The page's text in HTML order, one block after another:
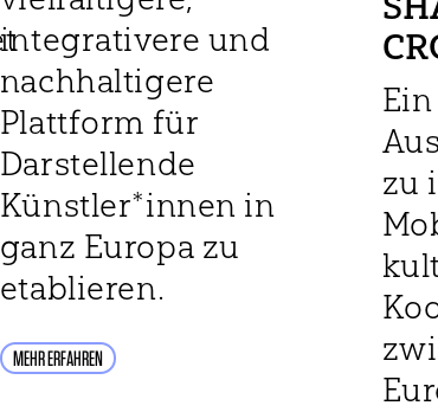
integrativere und
nachhaltigere
Plattform für
Darstellende
Künstler*innen in
ganz Europa zu
etablieren.
MEHR ERFAHREN
zu